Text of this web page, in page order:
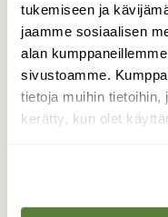
tukemiseen ja
jaamme sosiaalisen
alan
sivustoamme.
tietoja muihin tietoihin,
kerätty, kun olet
...ihan